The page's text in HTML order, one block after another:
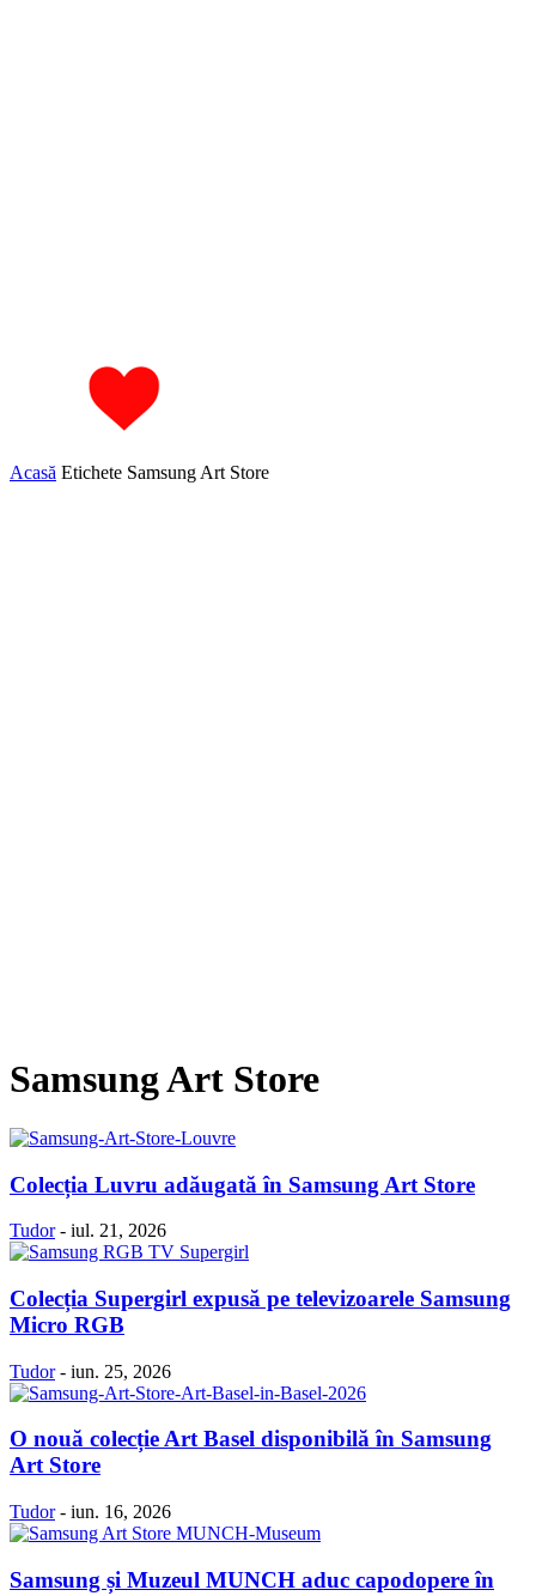
Acasă Etichete Samsung Art Store
Samsung Art Store
Colecția Luvru adăugată în Samsung Art Store
Tudor - iul. 21, 2026
Colecția Supergirl expusă pe televizoarele Samsung
Micro RGB
Tudor - iun. 25, 2026
O nouă colecție Art Basel disponibilă în Samsung
Art Store
Tudor - iun. 16, 2026
Samsung și Muzeul MUNCH aduc capodopere în